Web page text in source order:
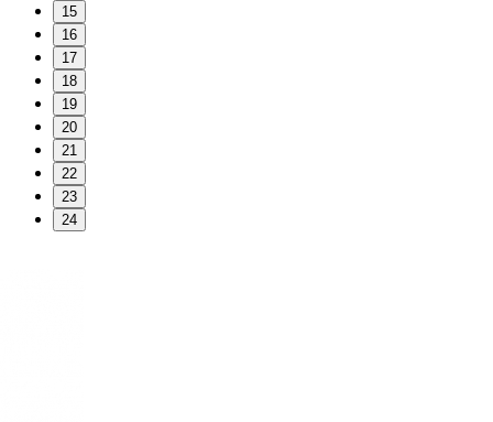
15
16
17
18
19
20
21
22
23
24